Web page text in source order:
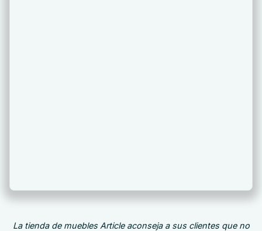
La tienda de muebles Article aconseja a sus clientes que no